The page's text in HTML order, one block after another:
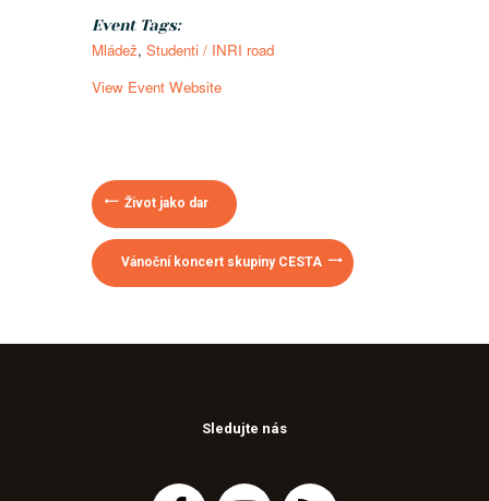
Event Tags:
Mládež, Studenti / INRI road
View Event Website
Život jako dar
Vánoční koncert skupiny CESTA
Sledujte nás